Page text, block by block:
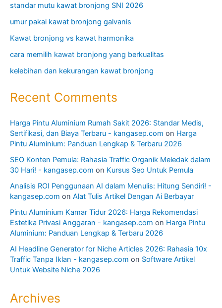
standar mutu kawat bronjong SNI 2026
umur pakai kawat bronjong galvanis
Kawat bronjong vs kawat harmonika
cara memilih kawat bronjong yang berkualitas
kelebihan dan kekurangan kawat bronjong
Recent Comments
Harga Pintu Aluminium Rumah Sakit 2026: Standar Medis,
Sertifikasi, dan Biaya Terbaru - kangasep.com on Harga
Pintu Aluminium: Panduan Lengkap & Terbaru 2026
SEO Konten Pemula: Rahasia Traffic Organik Meledak dalam
30 Hari! - kangasep.com on Kursus Seo Untuk Pemula
Analisis ROI Penggunaan AI dalam Menulis: Hitung Sendiri! -
kangasep.com on Alat Tulis Artikel Dengan Ai Berbayar
Pintu Aluminium Kamar Tidur 2026: Harga Rekomendasi
Estetika Privasi Anggaran - kangasep.com on Harga Pintu
Aluminium: Panduan Lengkap & Terbaru 2026
AI Headline Generator for Niche Articles 2026: Rahasia 10x
Traffic Tanpa Iklan - kangasep.com on Software Artikel
Untuk Website Niche 2026
Archives